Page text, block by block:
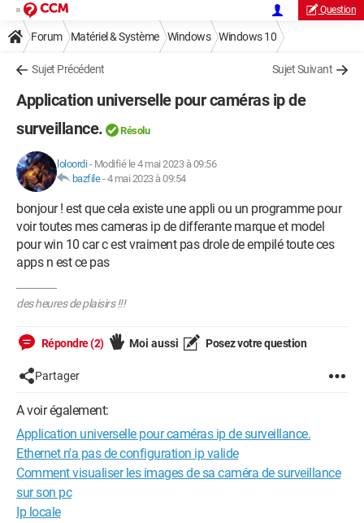
Question
Forum Matériel & Système Windows Windows 10
Sujet Précédent Sujet Suivant
Application universelle pour caméras ip de
surveillance.
Résolu
loloordi- Modifié le 4 mai 2023 à 09:56
bazfile-4 mai 2023 à 09:54
bonjour ! est que cela existe une appli ou un programme pour
voir toutes mes cameras ip de differante marque et model
pour win 10 car c est vraiment pas drole de empilé toute ces
apps n est ce pas
des heures de plaisirs !!!
Répondre (2) Moi aussi Posez votre question
Partager
A voir également:
Application universelle pour caméras ip de surveillance.
Ethernet n'a pas de configuration ip valide
Comment visualiser les images de sa caméra de surveillance
sur son pc
Ip locale